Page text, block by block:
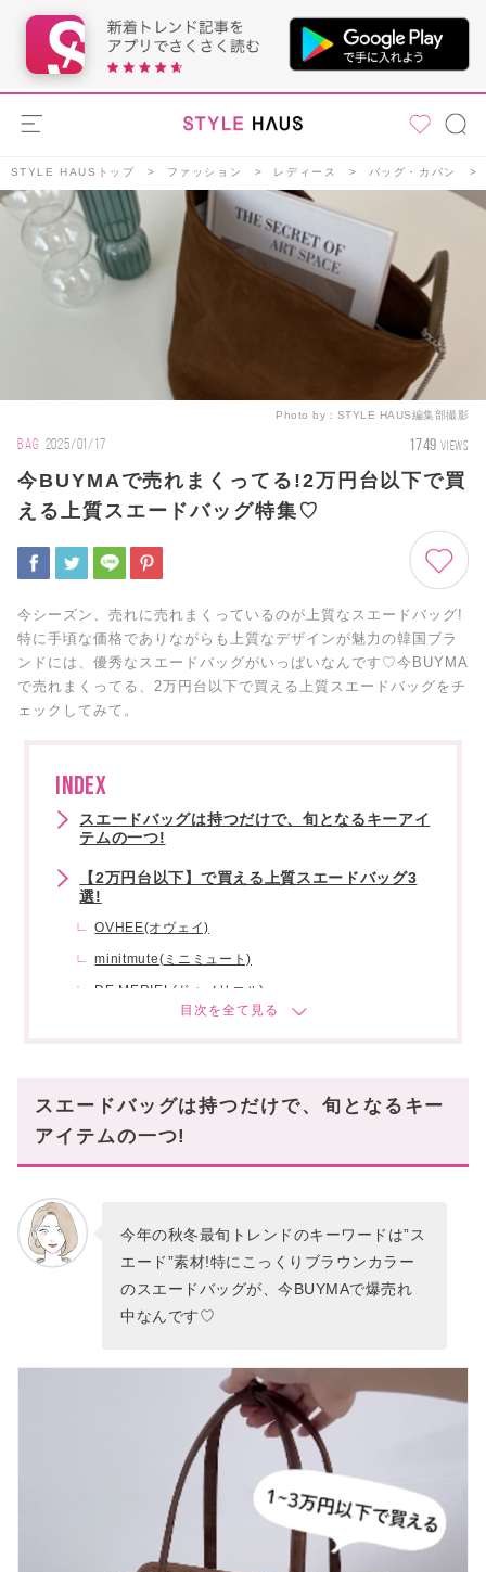
STYLE HAUSトップ ファッション レディース バッグ・カバン
Photo by： STYLE HAUS編集部撮影
BAG 2025/01/17 1749 VIEWS
今BUYMAで売れまくってる!2万円台以下で買
える上質スエードバッグ特集♡
今シーズン、売れに売れまくっているのが上質なスエードバッグ!
特に手頃な価格でありながらも上質なデザインが魅力の韓国ブラ
ンドには、優秀なスエードバッグがいっぱいなんです♡今BUYMA
で売れまくってる、2万円台以下で買える上質スエードバッグをチ
ェックしてみて。
INDEX
スエードバッグは持つだけで、旬となるキーアイ
テムの一つ!
【2万円台以下】で買える上質スエードバッグ3
選!
OVHEE(オヴェイ)
minitmute(ミニミュート)
DE MERIEL(ドゥメリエル)
スエードバッグは持つだけで、旬となるキー
アイテムの一つ!
今年の秋冬最旬トレンドのキーワードは”ス
エード”素材!特にこっくりブラウンカラー
のスエードバッグが、今BUYMAで爆売れ
中なんです♡